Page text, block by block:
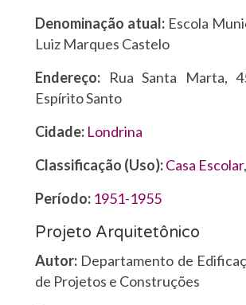
Denominação atual: Escola
Luiz Marques Castelo
Endereço: Rua Santa Marta,
Espírito Santo
Cidade: Londrina
Classificação (Uso):Casa Escolar,
Período: 1951-1955
Projeto Arquitetônico
Autor: Departamento de
de Projetos e Construções